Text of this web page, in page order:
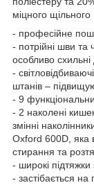
міцного
- професійне
- потрійні шви та
особливо
-
штанів –
- 9
- 2 наколені
змінні
Oxford 600D, яка
стирання та
- широкі
- застібається на